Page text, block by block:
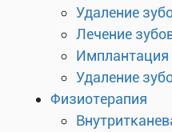
Удаление
Лечение
Имплантация
Удаление
Физиотерапия